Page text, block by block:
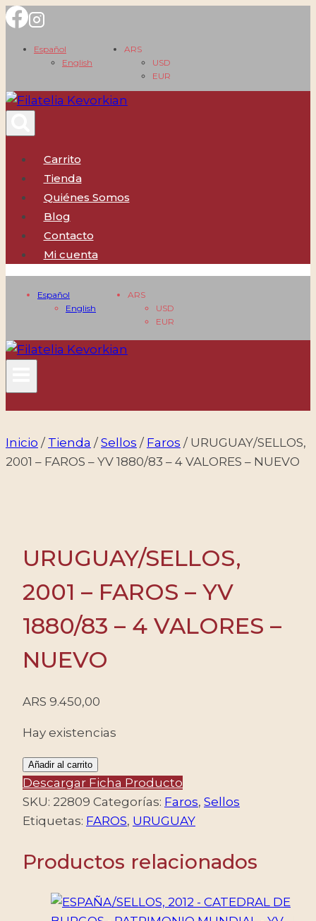
Saltar
contenido
Español
English
ARS
USD
EUR
Carrito
Tienda
Quiénes Somos
Blog
Contacto
Mi cuenta
Español
English
ARS
USD
EUR
Inicio / Tienda / Sellos / Faros / URUGUAY/SELLOS,
2001 – FAROS – YV 1880/83 – 4 VALORES – NUEVO
URUGUAY/SELLOS,
2001 – FAROS – YV
1880/83 – 4 VALORES –
NUEVO
ARS 9.450,00
Hay existencias
URUGUAY/SELLOS,
2001
-
FAROS
YV
Añadir al carrito
Descargar Ficha Producto
SKU: 22809 Categorías: Faros, Sellos
Etiquetas: FAROS, URUGUAY
Productos relacionados